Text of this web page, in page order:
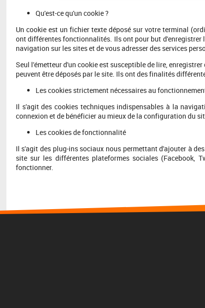
Qu'est-ce qu'un cookie ?
Un cookie est un fichier texte déposé sur votre terminal
ont différentes fonctionnalités. Ils ont pour but d'enregistrer
navigation sur les sites et de vous adresser des services
Seul l'émetteur d'un cookie est susceptible de lire,
peuvent être déposés par le site. Ils ont des finalités
Les cookies strictement nécessaires au
Il s'agit des cookies techniques indispensables à la
connexion et de bénéficier au mieux de la configuration du
Les cookies de fonctionnalité
Il s'agit des plug-ins sociaux nous permettant d'ajouter à
site sur les différentes plateformes sociales (Facebook,
fonctionner.